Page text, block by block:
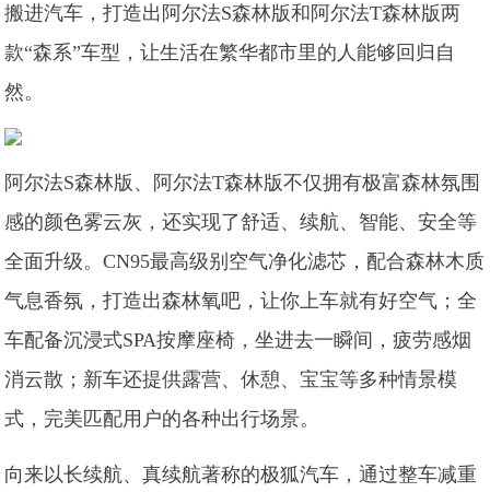
搬进汽车，打造出阿尔法S森林版和阿尔法T森林版两
款“森系”车型，让生活在繁华都市里的人能够回归自
然。
阿尔法S森林版、阿尔法T森林版不仅拥有极富森林氛围
感的颜色雾云灰，还实现了舒适、续航、智能、安全等
全面升级。CN95最高级别空气净化滤芯，配合森林木质
气息香氛，打造出森林氧吧，让你上车就有好空气；全
车配备沉浸式SPA按摩座椅，坐进去一瞬间，疲劳感烟
消云散；新车还提供露营、休憩、宝宝等多种情景模
式，完美匹配用户的各种出行场景。
向来以长续航、真续航著称的极狐汽车，通过整车减重